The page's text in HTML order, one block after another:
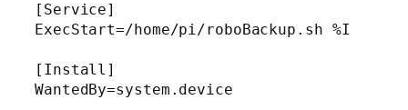
[Service]
ExecStart=/home/pi/roboBackup.sh %I
[Install]
WantedBy=system.device